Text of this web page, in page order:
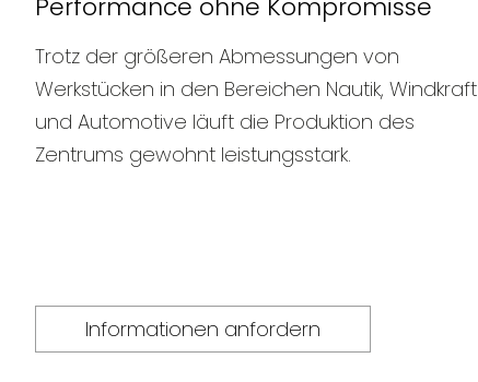
Performance ohne Kompromisse
Trotz der größeren Abmessungen von
Werkstücken in den Bereichen Nautik, Windkraft
und Automotive läuft die Produktion des
Zentrums gewohnt leistungsstark.
Informationen anfordern